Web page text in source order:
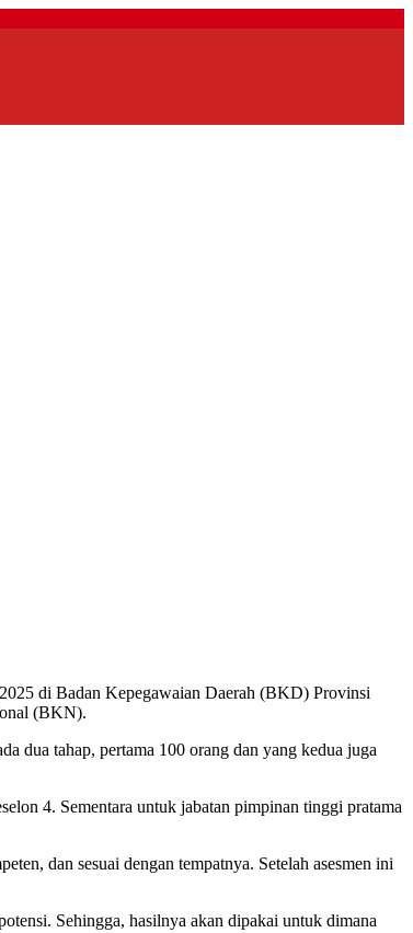
di Badan Kepegawaian Daerah (BKD) Provinsi
(BKN).
dua tahap, pertama 100 orang dan yang kedua juga
4. Sementara untuk jabatan pimpinan tinggi pratama
dan sesuai dengan tempatnya. Setelah asesmen ini
Sehingga, hasilnya akan dipakai untuk dimana